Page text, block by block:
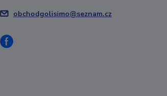
obchodgolisimo@seznam.cz